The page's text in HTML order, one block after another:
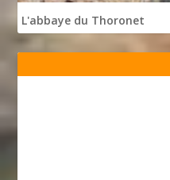
L'abbaye du Thoronet